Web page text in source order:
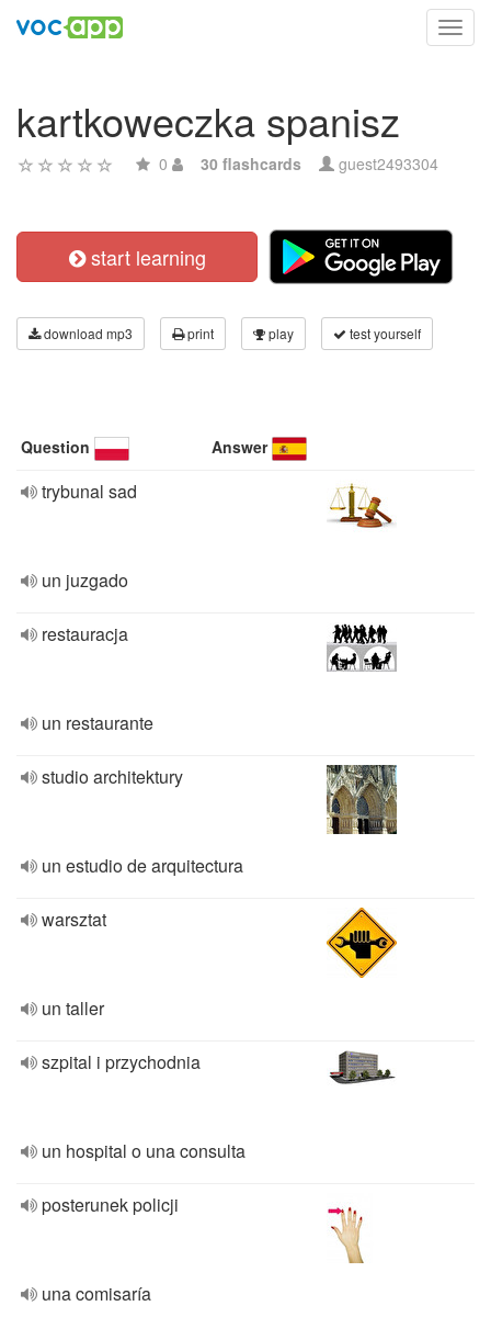
kartkoweczka spanisz
0 30 flashcards guest2493304
start learning
download mp3 print play test yourself
Question Answer
trybunal sad
un juzgado
restauracja
un restaurante
studio architektury
un estudio de arquitectura
warsztat
un taller
szpital i przychodnia
un hospital o una consulta
posterunek policji
una comisaría